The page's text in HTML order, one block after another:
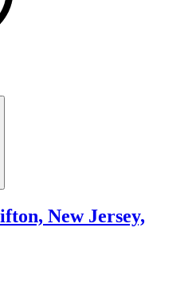
New Jersey,